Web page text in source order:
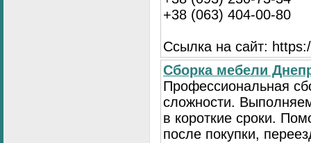
+38 (063) 404-00-80
Ссылка на сайт:
Сборка мебели
Профессиональная
сложности.
в короткие сроки.
после покупки,